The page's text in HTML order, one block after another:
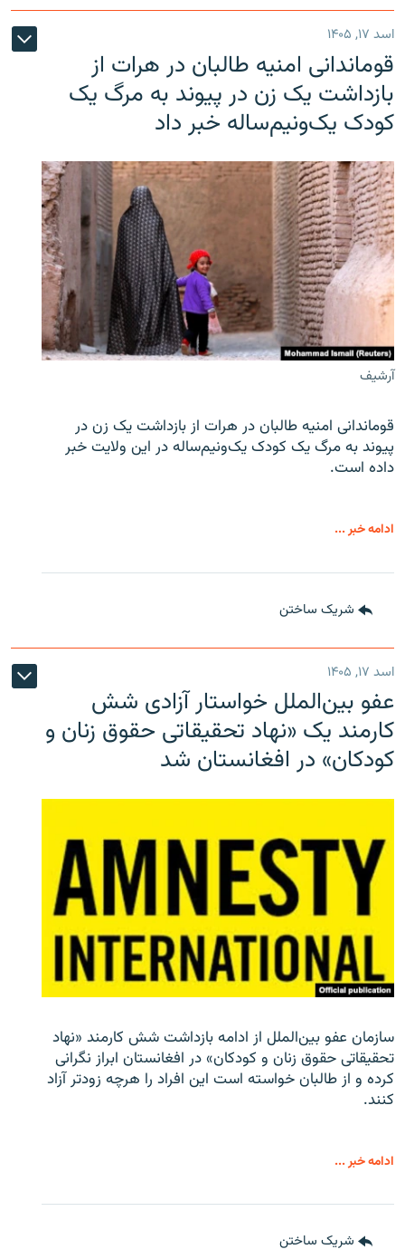
اسد ۱۷, ۱۴۰۵
قوماندانی امنیه طالبان در هرات از
بازداشت یک زن در پیوند به مرگ یک
کودک یک‌ونیم‌ساله خبر داد
آرشیف
قوماندانی امنیه طالبان در هرات از بازداشت یک زن در
پیوند به مرگ یک کودک یک‌ونیم‌ساله در این ولایت خبر
داده است.
ادامه خبر ...
شریک ساختن
اسد ۱۷, ۱۴۰۵
عفو بین‌الملل خواستار آزادی شش
کارمند یک «نهاد تحقیقاتی حقوق زنان و
کودکان» در افغانستان شد
سازمان عفو بین‌الملل از ادامه بازداشت شش کارمند «نهاد
تحقیقاتی حقوق زنان و کودکان» در افغانستان ابراز نگرانی
کرده و از طالبان خواسته است این افراد را هرچه زودتر آزاد
کنند.
ادامه خبر ...
شریک ساختن